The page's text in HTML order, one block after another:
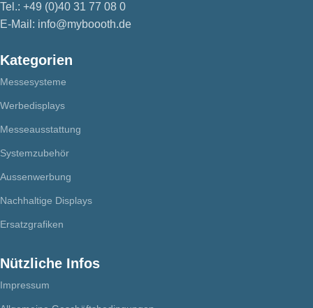
Tel.: +49 (0)40 31 77 08 0
E-Mail: info@myboooth.de
Kategorien
Messesysteme
Werbedisplays
Messeausstattung
Systemzubehör
Aussenwerbung
Nachhaltige Displays
Ersatzgrafiken
Nützliche Infos
Impressum